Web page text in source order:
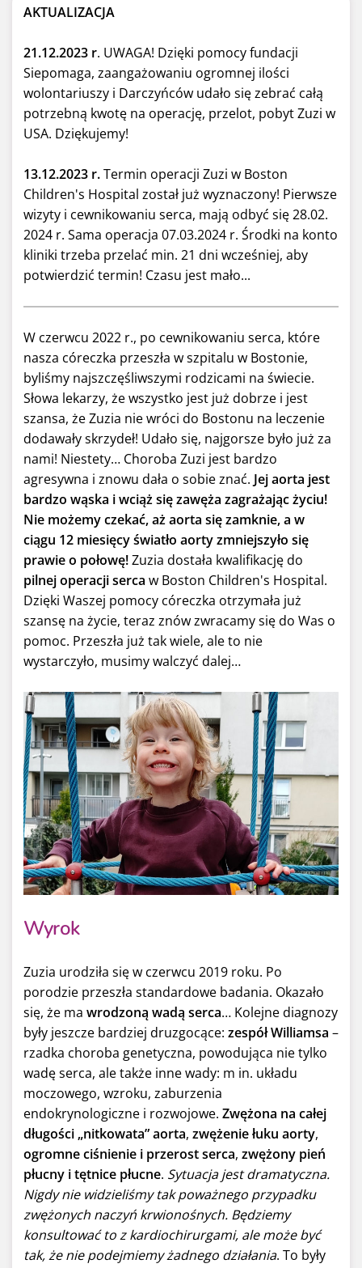
AKTUALIZACJA
21.12.2023 r. UWAGA! Dzięki pomocy fundacji
Siepomaga, zaangażowaniu ogromnej ilości
wolontariuszy i Darczyńców udało się zebrać całą
potrzebną kwotę na operację, przelot, pobyt Zuzi w
USA. Dziękujemy!
13.12.2023 r.Termin operacji Zuzi w Boston
Children's Hospital został już wyznaczony! Pierwsze
wizyty i cewnikowaniu serca, mają odbyć się 28.02.
2024 r. Sama operacja 07.03.2024 r. Środki na konto
kliniki trzeba przelać min. 21 dni wcześniej, aby
potwierdzić termin! Czasu jest mało...
W czerwcu 2022 r., po cewnikowaniu serca, które
nasza córeczka przeszła w szpitalu w Bostonie,
byliśmy najszczęśliwszymi rodzicami na świecie.
Słowa lekarzy, że wszystko jest już dobrze i jest
szansa, że Zuzia nie wróci do Bostonu na leczenie
dodawały skrzydeł! Udało się, najgorsze było już za
nami! Niestety… Choroba Zuzi jest bardzo
agresywna i znowu dała o sobie znać. Jej aorta jest
bardzo wąska i wciąż się zawęża zagrażając życiu!
Nie możemy czekać, aż aorta się zamknie, a w
ciągu 12 miesięcy światło aorty zmniejszyło się
prawie o połowę!Zuzia dostała kwalifikację do
pilnej operacji serca w Boston Children's Hospital.
Dzięki Waszej pomocy córeczka otrzymała już
szansę na życie, teraz znów zwracamy się do Was o
pomoc. Przeszła już tak wiele, ale to nie
wystarczyło, musimy walczyć dalej…
Wyrok
Zuzia urodziła się w czerwcu 2019 roku. Po
porodzie przeszła standardowe badania. Okazało
się, że ma wrodzoną wadą serca… Kolejne diagnozy
były jeszcze bardziej druzgocące: zespół Williamsa –
rzadka choroba genetyczna, powodująca nie tylko
wadę serca, ale także inne wady: m in. układu
moczowego, wzroku, zaburzenia
endokrynologiczne i rozwojowe. Zwężona na całej
długości „nitkowata” aorta, zwężenie łuku aorty,
ogromne ciśnienie i przerost serca, zwężony pień
płucny i tętnice płucne. Sytuacja jest dramatyczna.
Nigdy nie widzieliśmy tak poważnego przypadku
zwężonych naczyń krwionośnych. Będziemy
konsultować to z kardiochirurgami, ale może być
tak, że nie podejmiemy żadnego działania. To były